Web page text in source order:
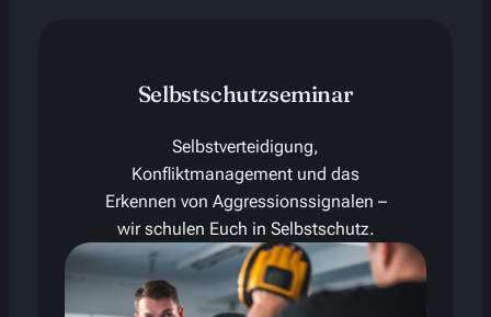
Selbstschutzseminar
Selbstverteidigung,
Konfliktmanagement und das
Erkennen von Aggressionssignalen –
wir schulen Euch in Selbstschutz.